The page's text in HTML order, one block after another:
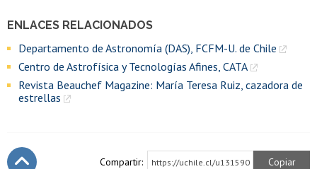
ENLACES RELACIONADOS
Departamento de Astronomía (DAS), FCFM-U. de Chile
Centro de Astrofísica y Tecnologías Afines, CATA
Revista Beauchef Magazine: María Teresa Ruiz, cazadora de
estrellas
Compartir: https://uchile.cl/u131590 Copiar